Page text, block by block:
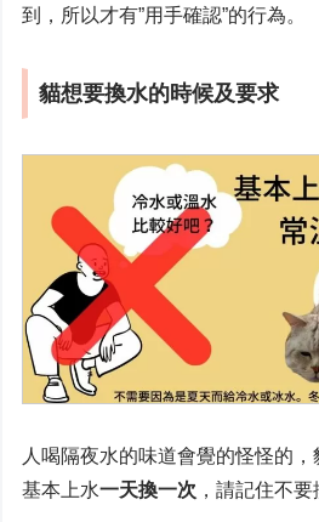
到，所以才有”用手確認”的行為。
貓想要換水的時候及要求
人喝隔夜水的味道會覺的怪怪的，
基本上水一天換一次 ，請記住不要